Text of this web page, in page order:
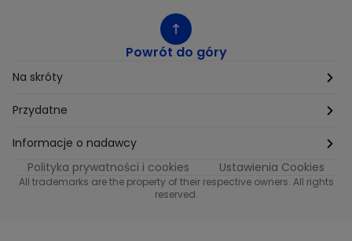
Powrót do góry
Na skróty
Etyka
Supplier Diversity
Polityka podatkowa
Przydatne
Biuro Prasowe
Biuro Reklamy
Informacje o nadawcy
Informacje o nadawcy programu METRO
Polityka prywatności i cookies Ustawienia Cookies
All trademarks are the property of their respective owners. All rights
reserved.